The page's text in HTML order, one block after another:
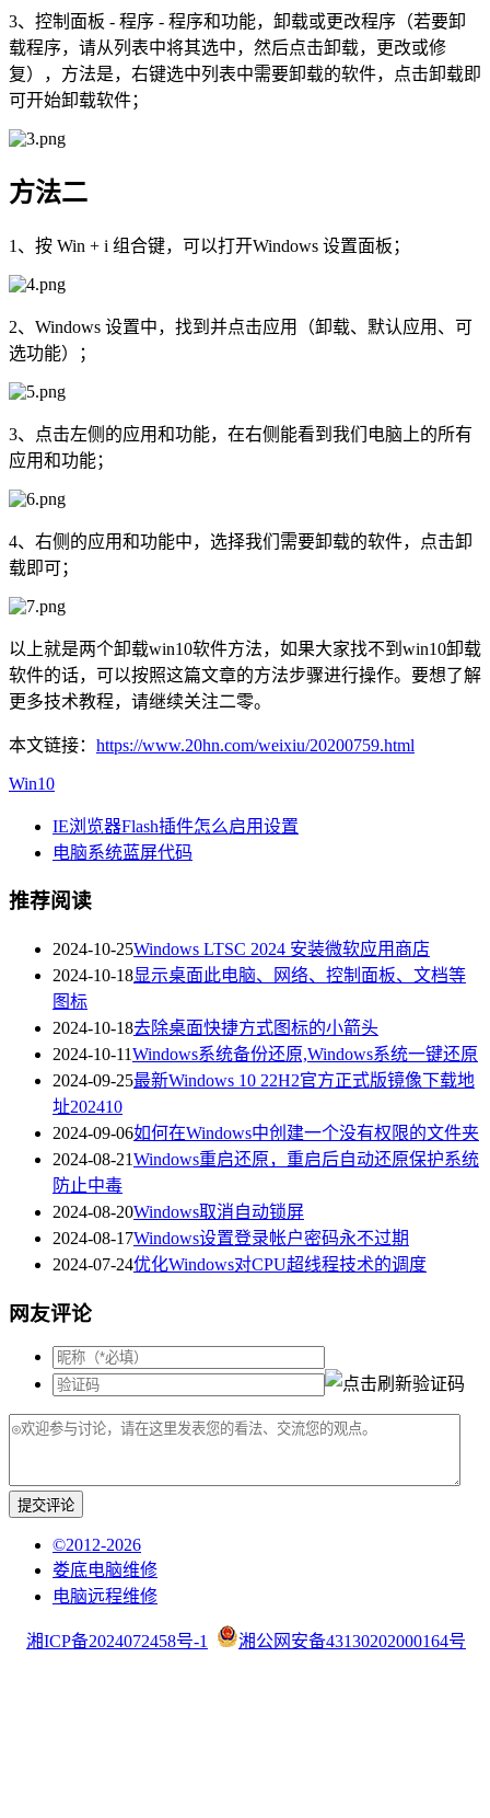
3、控制面板 - 程序 - 程序和功能，卸载或更改程序（若要卸
载程序，请从列表中将其选中，然后点击卸载，更改或修
复），方法是，右键选中列表中需要卸载的软件，点击卸载即
可开始卸载软件；
方法二
1、按 Win + i 组合键，可以打开Windows 设置面板；
2、Windows 设置中，找到并点击应用（卸载、默认应用、可
选功能）；
3、点击左侧的应用和功能，在右侧能看到我们电脑上的所有
应用和功能；
4、右侧的应用和功能中，选择我们需要卸载的软件，点击卸
载即可；
以上就是两个卸载win10软件方法，如果大家找不到win10卸载
软件的话，可以按照这篇文章的方法步骤进行操作。要想了解
更多技术教程，请继续关注二零。
本文链接： https://www.20hn.com/weixiu/20200759.html
Win10
IE浏览器Flash插件怎么启用设置
电脑系统蓝屏代码
推荐阅读
2024-10-25Windows LTSC 2024 安装微软应用商店
2024-10-18显示桌面此电脑、网络、控制面板、文档等
图标
2024-10-18去除桌面快捷方式图标的小箭头
2024-10-11Windows系统备份还原,Windows系统一键还原
2024-09-25最新Windows 10 22H2官方正式版镜像下载地
址202410
2024-09-06如何在Windows中创建一个没有权限的文件夹
2024-08-21Windows重启还原，重启后自动还原保护系统
防止中毒
2024-08-20Windows取消自动锁屏
2024-08-17Windows设置登录帐户密码永不过期
2024-07-24优化Windows对CPU超线程技术的调度
网友评论
提交评论
©2012-2026
娄底电脑维修
电脑远程维修
湘ICP备2024072458号-1 湘公网安备43130202000164号